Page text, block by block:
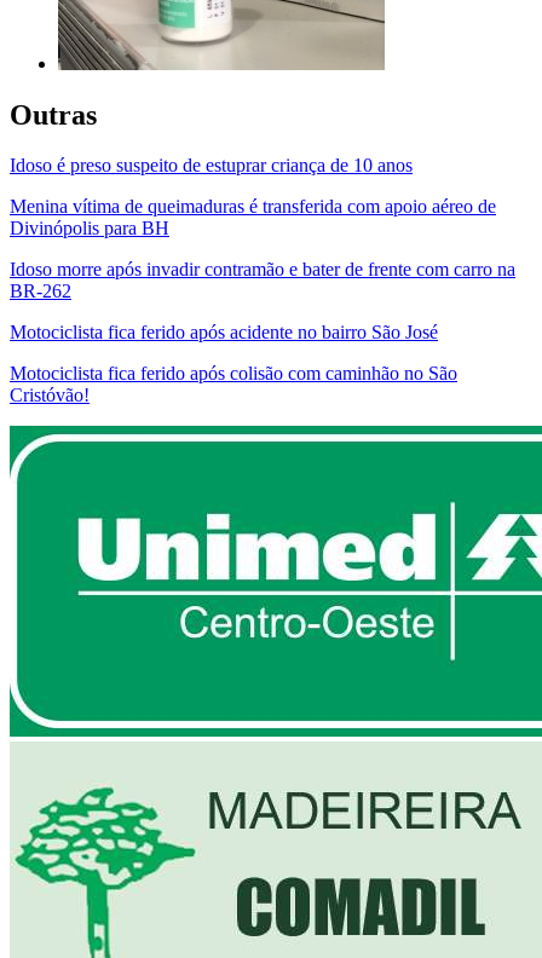
Outras
Idoso é preso suspeito de estuprar criança de 10 anos
Menina vítima de queimaduras é transferida com apoio aéreo de
Divinópolis para BH
Idoso morre após invadir contramão e bater de frente com carro na
BR-262
Motociclista fica ferido após acidente no bairro São José
Motociclista fica ferido após colisão com caminhão no São
Cristóvão!